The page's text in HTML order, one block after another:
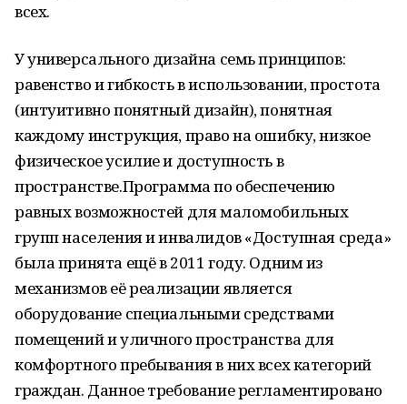
всех.
У универсального дизайна семь принципов:
равенство и гибкость в использовании, простота
(интуитивно понятный дизайн), понятная
каждому инструкция, право на ошибку, низкое
физическое усилие и доступность в
пространстве.Программа по обеспечению
равных возможностей для маломобильных
групп населения и инвалидов «Доступная среда»
была принята ещё в 2011 году. Одним из
механизмов её реализации является
оборудование специальными средствами
помещений и уличного пространства для
комфортного пребывания в них всех категорий
граждан. Данное требование регламентировано